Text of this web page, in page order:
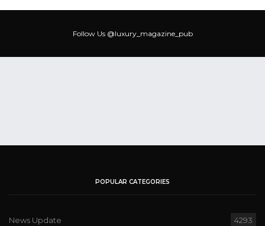
Follow Us @luxury_magazine_pub
POPULAR CATEGORIES
News Update 4293